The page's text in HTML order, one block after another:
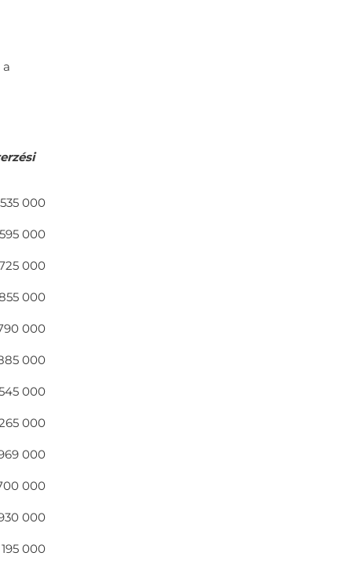
535 000
595 000
000
000
000
000
000
000
000
000
000
195 000